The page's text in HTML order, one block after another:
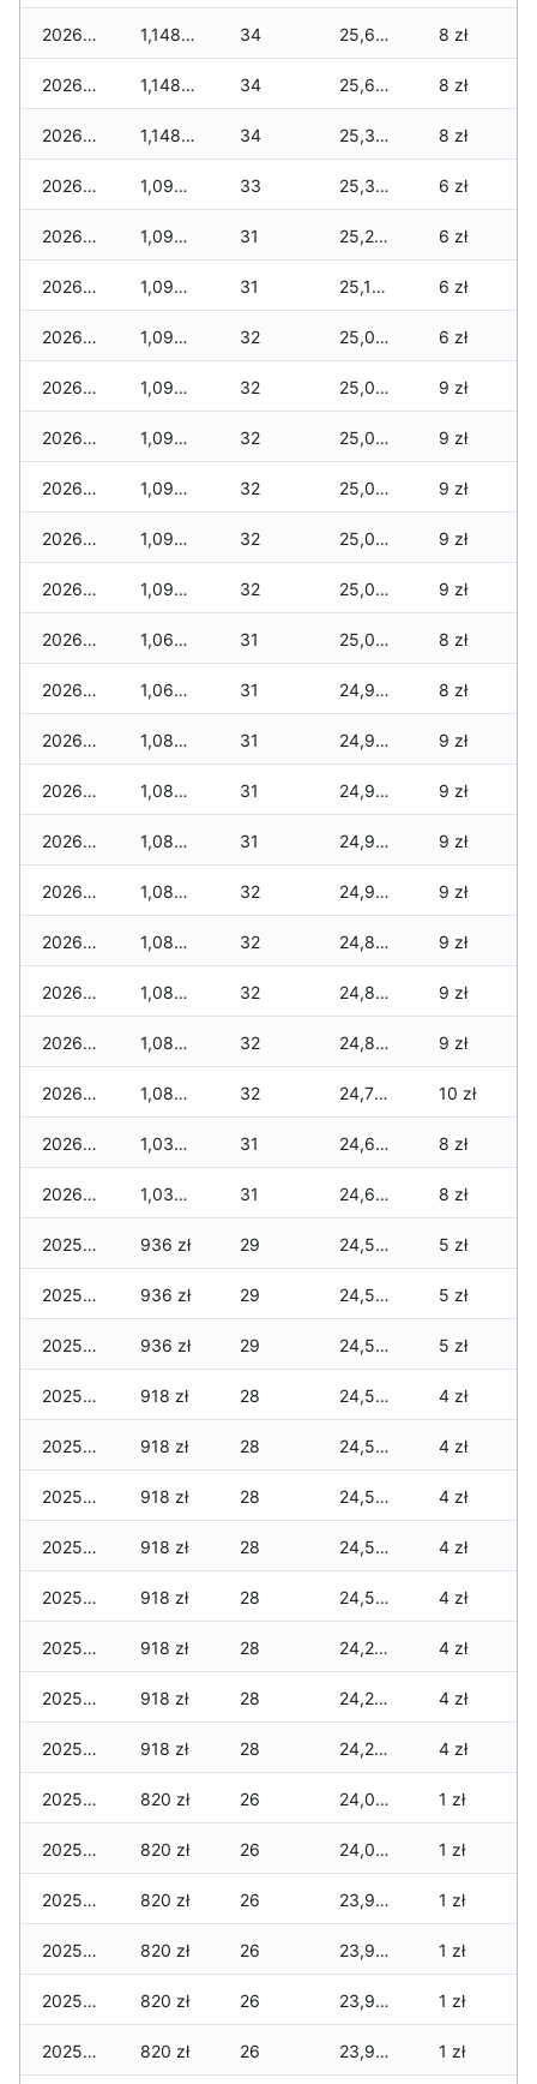
2026-01-25 1,148 zł 34 25,669 zł 8 zł
2026-01-24 1,148 zł 34 25,669 zł 8 zł
2026-01-23 1,148 zł 34 25,378 zł 8 zł
2026-01-22 1,099 zł 33 25,304 zł 6 zł
2026-01-21 1,092 zł 31 25,203 zł 6 zł
2026-01-20 1,092 zł 31 25,109 zł 6 zł
2026-01-19 1,092 zł 32 25,091 zł 6 zł
2026-01-18 1,092 zł 32 25,042 zł 9 zł
2026-01-17 1,092 zł 32 25,042 zł 9 zł
2026-01-16 1,092 zł 32 25,042 zł 9 zł
2026-01-15 1,092 zł 32 25,035 zł 9 zł
2026-01-14 1,092 zł 32 25,028 zł 9 zł
2026-01-13 1,065 zł 31 25,001 zł 8 zł
2026-01-12 1,065 zł 31 24,974 zł 8 zł
2026-01-11 1,083 zł 31 24,974 zł 9 zł
2026-01-09 1,083 zł 31 24,925 zł 9 zł
2026-01-08 1,083 zł 31 24,918 zł 9 zł
2026-01-07 1,083 zł 32 24,918 zł 9 zł
2026-01-06 1,083 zł 32 24,875 zł 9 zł
2026-01-05 1,083 zł 32 24,875 zł 9 zł
2026-01-04 1,083 zł 32 24,875 zł 9 zł
2026-01-03 1,083 zł 32 24,787 zł 10 zł
2026-01-02 1,034 zł 31 24,689 zł 8 zł
2026-01-01 1,034 zł 31 24,689 zł 8 zł
2025-12-31 936 zł 29 24,591 zł 5 zł
2025-12-30 936 zł 29 24,591 zł 5 zł
2025-12-29 936 zł 29 24,591 zł 5 zł
2025-12-28 918 zł 28 24,555 zł 4 zł
2025-12-27 918 zł 28 24,528 zł 4 zł
2025-12-26 918 zł 28 24,528 zł 4 zł
2025-12-25 918 zł 28 24,521 zł 4 zł
2025-12-24 918 zł 28 24,521 zł 4 zł
2025-12-23 918 zł 28 24,230 zł 4 zł
2025-12-22 918 zł 28 24,205 zł 4 zł
2025-12-21 918 zł 28 24,205 zł 4 zł
2025-12-20 820 zł 26 24,044 zł 1 zł
2025-12-19 820 zł 26 24,026 zł 1 zł
2025-12-18 820 zł 26 23,977 zł 1 zł
2025-12-17 820 zł 26 23,950 zł 1 zł
2025-12-16 820 zł 26 23,950 zł 1 zł
2025-12-15 820 zł 26 23,943 zł 1 zł